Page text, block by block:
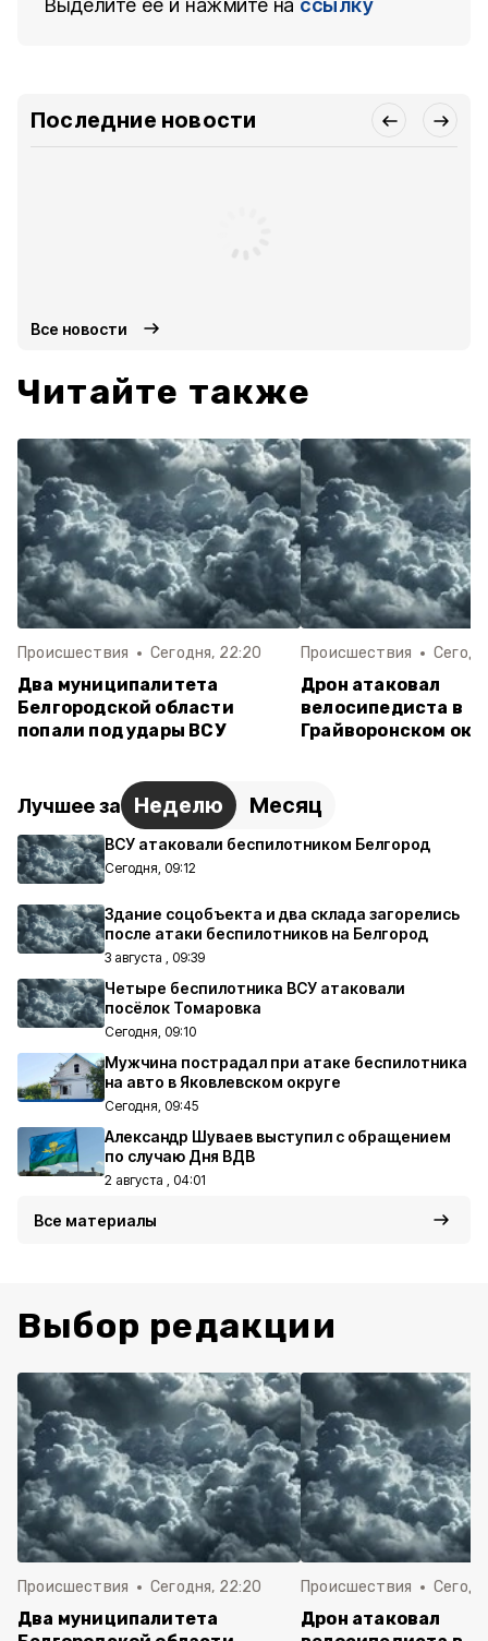
Выделите ее и нажмите на ссылку
Последние новости
Все новости
Читайте также
Происшествия Сегодня, 22:20
Два муниципалитета
Белгородской области
попали под удары ВСУ
Происшествия
Дрон атаковал
велосипедиста в
Грайворонском
Лучшее за Неделю Месяц
ВСУ атаковали беспилотником Белгород
Сегодня, 09:12
Здание соцобъекта и два склада загорелись
после атаки беспилотников на Белгород
3 августа , 09:39
Четыре беспилотника ВСУ атаковали
посёлок Томаровка
Сегодня, 09:10
Мужчина пострадал при атаке беспилотника
на авто в Яковлевском округе
Сегодня, 09:45
Александр Шуваев выступил с обращением
по случаю Дня ВДВ
2 августа , 04:01
Все материалы
Выбор редакции
Происшествия Сегодня, 22:20
Два муниципалитета
Происшествия
Дрон атаковал